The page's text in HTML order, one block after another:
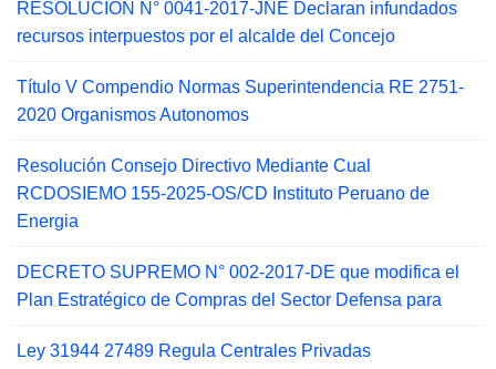
RESOLUCIÓN N° 0041-2017-JNE Declaran infundados
recursos interpuestos por el alcalde del Concejo
Título V Compendio Normas Superintendencia RE 2751-
2020 Organismos Autonomos
Resolución Consejo Directivo Mediante Cual
RCDOSIEMO 155-2025-OS/CD Instituto Peruano de
Energia
DECRETO SUPREMO N° 002-2017-DE que modifica el
Plan Estratégico de Compras del Sector Defensa para
Ley 31944 27489 Regula Centrales Privadas